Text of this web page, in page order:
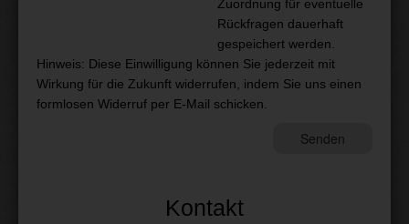
Zuordnung für eventuelle
Rückfragen dauerhaft
gespeichert werden.
Hinweis: Diese Einwilligung können Sie jederzeit mit
Wirkung für die Zukunft widerrufen, indem Sie uns einen
formlosen Widerruf per E-Mail schicken.
Kontakt